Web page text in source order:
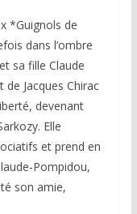
*Guignols de
dans l’ombre
sa fille Claude
Jacques Chirac
devenant
Elle
et prend en
Pompidou,
son amie,